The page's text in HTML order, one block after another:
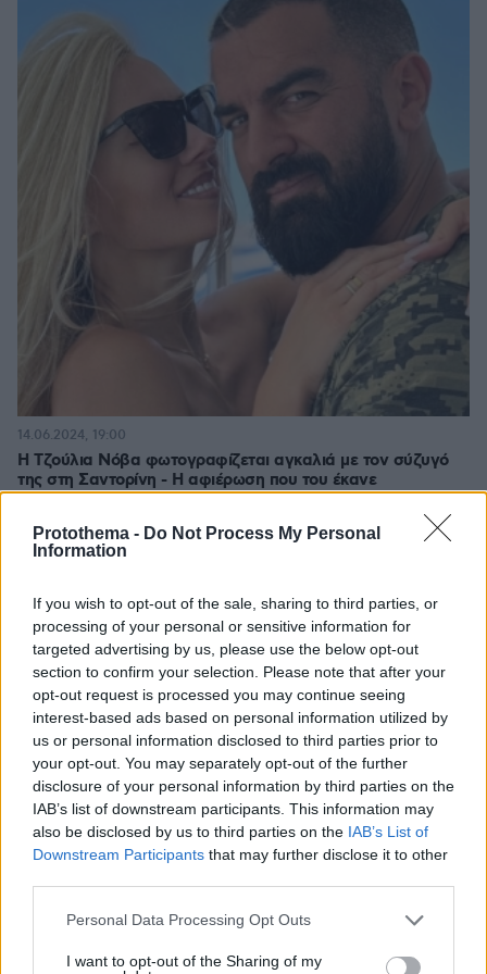
Protothema - Do Not Process My Personal
Information
If you wish to opt-out of the sale, sharing to third parties, or
processing of your personal or sensitive information for
targeted advertising by us, please use the below opt-out
section to confirm your selection. Please note that after your
opt-out request is processed you may continue seeing
interest-based ads based on personal information utilized by
us or personal information disclosed to third parties prior to
your opt-out. You may separately opt-out of the further
disclosure of your personal information by third parties on the
IAB’s list of downstream participants. This information may
also be disclosed by us to third parties on the IAB’s List of
Downstream Participants that may further disclose it to other
Please note that this website/app uses one or more Google
not limited to your visit or usage behaviour. You may click to
Personal Data Processing Opt Outs
I want to opt-out of the Sharing of my
Η Τζούλια Νόβα φωτογραφίζεται αγκαλιά με τον σύζυγό
της στη Σαντορίνη - Η αφιέρωση που του έκανε
14.06.2024, 19:00